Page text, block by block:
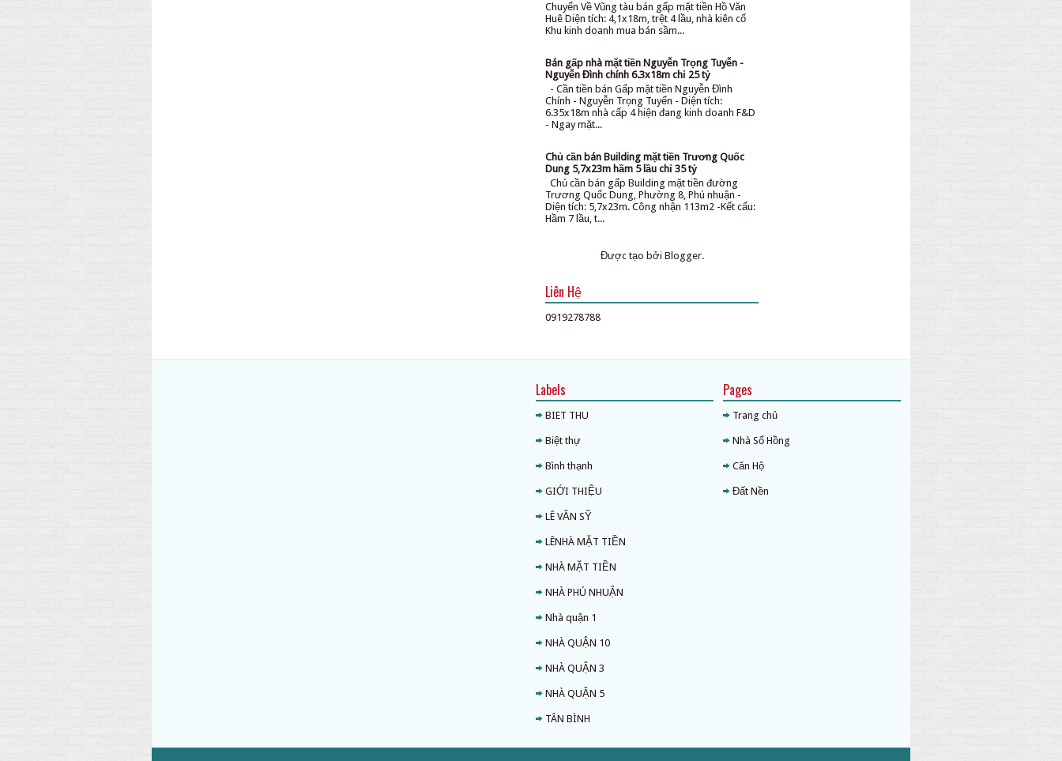
Chuyển Về Vũng tàu bán gấp mặt tiền Hồ Văn
Huê Diện tích: 4,1x18m, trệt 4 lầu, nhà kiên cố
Khu kinh doanh mua bán sầm...
Bán gấp nhà mặt tiền Nguyễn Trọng Tuyễn -
Nguyễn Đình chính 6.3x18m chỉ 25 tỷ
- Cần tiền bán Gấp mặt tiền Nguyễn Đình
Chính - Nguyễn Trọng Tuyển - Diện tích:
6.35x18m nhà cấp 4 hiện đang kinh doanh F&D
- Ngay mặt...
Chủ cần bán Building mặt tiền Trương Quốc
Dung 5,7x23m hầm 5 lầu chỉ 35 tỷ
Chủ cần bán gấp Building mặt tiền đường
Trương Quốc Dung, Phường 8, Phú nhuận -
Diện tích: 5,7x23m. Công nhận 113m2 -Kết cấu:
Hầm 7 lầu, t...
Được tạo bởi Blogger.
Liên Hệ
0919278788
Labels
BIET THU
Biệt thự
Bình thạnh
GIỚI THIỆU
LÊ VĂN SỸ
LÊNHÀ MẶT TIỀN
NHÀ MẶT TIỀN
NHÀ PHÚ NHUẬN
Nhà quận 1
NHÀ QUẬN 10
NHÀ QUẬN 3
NHÀ QUẬN 5
TÂN BÌNH
Pages
Trang chủ
Nhà Sổ Hồng
Căn Hộ
Đất Nền